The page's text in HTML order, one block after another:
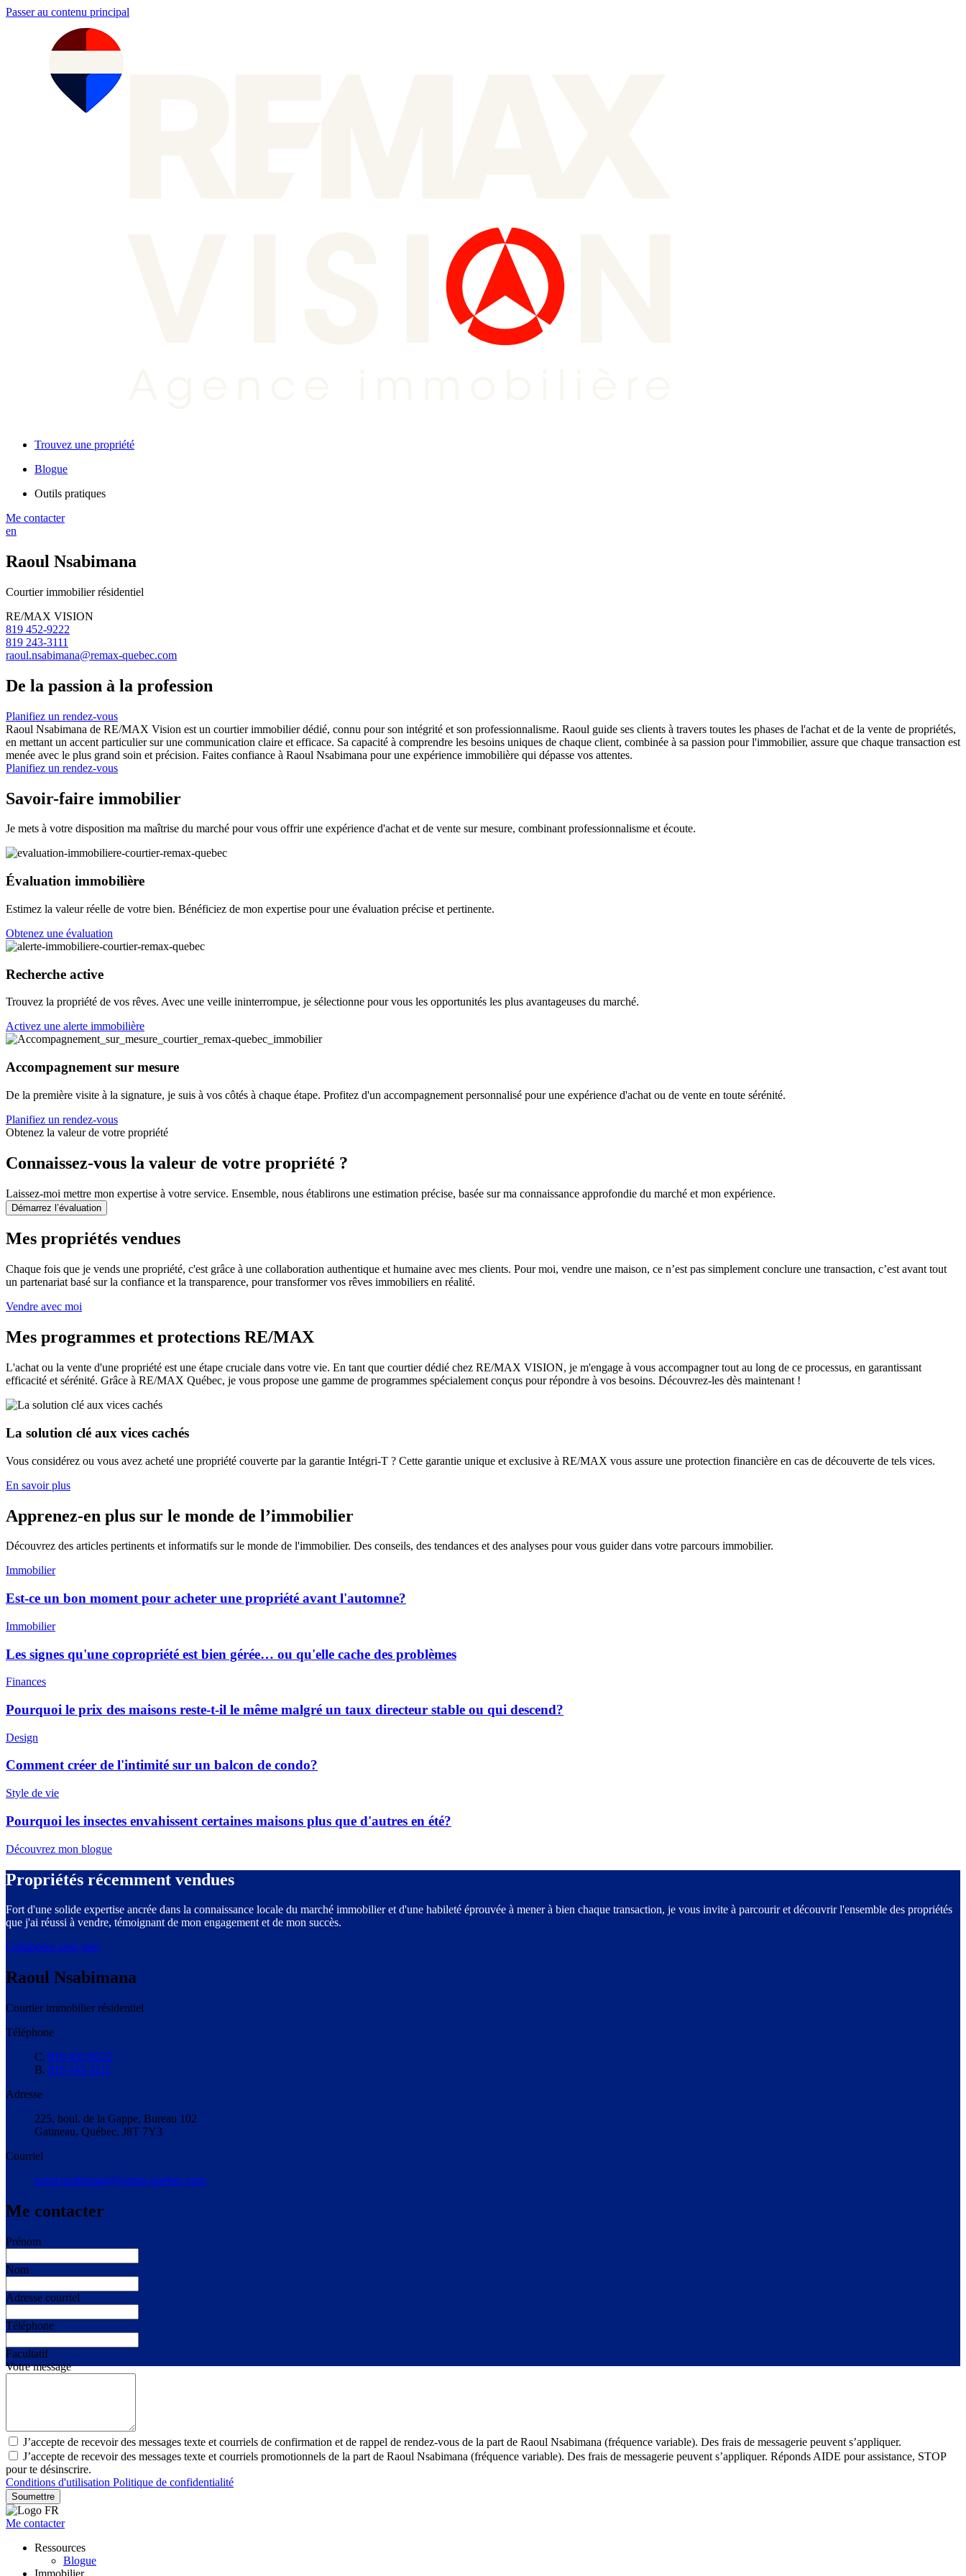
Passer au contenu principal
Trouvez une propriété
Blogue
Outils pratiques
Me contacter
en
Raoul Nsabimana
Courtier immobilier résidentiel
RE/MAX VISION
819 452-9222
819 243-3111
raoul.nsabimana@remax-quebec.com
De la passion à la profession
Planifiez un rendez-vous
Raoul Nsabimana de RE/MAX Vision est un courtier immobilier dédié, connu pour son intégrité et son professionnalisme. Raoul guide ses clients à travers toutes les phases de l'achat et de la vente de propriétés,
en mettant un accent particulier sur une communication claire et efficace. Sa capacité à comprendre les besoins uniques de chaque client, combinée à sa passion pour l'immobilier, assure que chaque transaction est
menée avec le plus grand soin et précision. Faites confiance à Raoul Nsabimana pour une expérience immobilière qui dépasse vos attentes.
Planifiez un rendez-vous
Savoir-faire immobilier
Je mets à votre disposition ma maîtrise du marché pour vous offrir une expérience d'achat et de vente sur mesure, combinant professionnalisme et écoute.
Évaluation immobilière
Estimez la valeur réelle de votre bien. Bénéficiez de mon expertise pour une évaluation précise et pertinente.
Obtenez une évaluation
Recherche active
Trouvez la propriété de vos rêves. Avec une veille ininterrompue, je sélectionne pour vous les opportunités les plus avantageuses du marché.
Activez une alerte immobilière
Accompagnement sur mesure
De la première visite à la signature, je suis à vos côtés à chaque étape. Profitez d'un accompagnement personnalisé pour une expérience d'achat ou de vente en toute sérénité.
Planifiez un rendez-vous
Obtenez la valeur de votre propriété
Connaissez-vous la valeur de votre propriété ?
Laissez-moi mettre mon expertise à votre service. Ensemble, nous établirons une estimation précise, basée sur ma connaissance approfondie du marché et mon expérience.
Démarrez l’évaluation
Mes propriétés vendues
Chaque fois que je vends une propriété, c'est grâce à une collaboration authentique et humaine avec mes clients. Pour moi, vendre une maison, ce n’est pas simplement conclure une transaction, c’est avant tout
un partenariat basé sur la confiance et la transparence, pour transformer vos rêves immobiliers en réalité.
Vendre avec moi
Mes programmes et protections RE/MAX
L'achat ou la vente d'une propriété est une étape cruciale dans votre vie. En tant que courtier dédié chez RE/MAX VISION, je m'engage à vous accompagner tout au long de ce processus, en garantissant
efficacité et sérénité. Grâce à RE/MAX Québec, je vous propose une gamme de programmes spécialement conçus pour répondre à vos besoins. Découvrez-les dès maintenant !
La solution clé aux vices cachés
Vous considérez ou vous avez acheté une propriété couverte par la garantie Intégri-T ? Cette garantie unique et exclusive à RE/MAX vous assure une protection financière en cas de découverte de tels vices.
En savoir plus
Apprenez-en plus sur le monde de l’immobilier
Découvrez des articles pertinents et informatifs sur le monde de l'immobilier. Des conseils, des tendances et des analyses pour vous guider dans votre parcours immobilier.
Immobilier
Est-ce un bon moment pour acheter une propriété avant l'automne?
Immobilier
Les signes qu'une copropriété est bien gérée… ou qu'elle cache des problèmes
Finances
Pourquoi le prix des maisons reste-t-il le même malgré un taux directeur stable ou qui descend?
Design
Comment créer de l'intimité sur un balcon de condo?
Style de vie
Pourquoi les insectes envahissent certaines maisons plus que d'autres en été?
Découvrez mon blogue
Propriétés récemment vendues
Fort d'une solide expertise ancrée dans la connaissance locale du marché immobilier et d'une habileté éprouvée à mener à bien chaque transaction, je vous invite à parcourir et découvrir l'ensemble des propriétés
que j'ai réussi à vendre, témoignant de mon engagement et de mon succès.
Collaborez avec moi
Raoul Nsabimana
Courtier immobilier résidentiel
Téléphone
C. 819 452-9222
B. 819 243-3111
Adresse
225, boul. de la Gappe, Bureau 102
Gatineau, Québec, J8T 7Y3
Courriel
raoul.nsabimana@remax-quebec.com
Me contacter
Prénom
Nom
Adresse courriel
Téléphone
Facultatif
Votre message
J’accepte de recevoir des messages texte et courriels de confirmation et de rappel de rendez-vous de la part de Raoul Nsabimana (fréquence variable). Des frais de messagerie peuvent s’appliquer.
J’accepte de recevoir des messages texte et courriels promotionnels de la part de Raoul Nsabimana (fréquence variable). Des frais de messagerie peuvent s’appliquer. Réponds AIDE pour assistance, STOP
pour te désinscrire.
Conditions d'utilisation Politique de confidentialité
Soumettre
Me contacter
Ressources
Blogue
Immobilier